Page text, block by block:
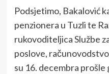
Podsjetimo, Bakalović
penzionera u Tuzli te
rukovoditeljica Službe
poslove,
su 16. decembra prošle